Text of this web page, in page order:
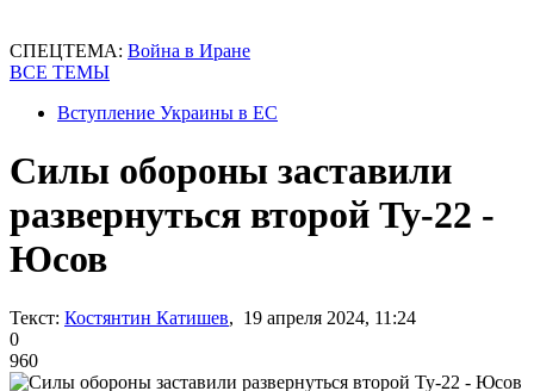
СПЕЦТЕМА: Война в Иране
ВСЕ ТЕМЫ
Вступление Украины в ЕС
Силы обороны заставили
развернуться второй Ту-22 -
Юсов
Текст: Костянтин Катишев, 19 апреля 2024, 11:24
0
960